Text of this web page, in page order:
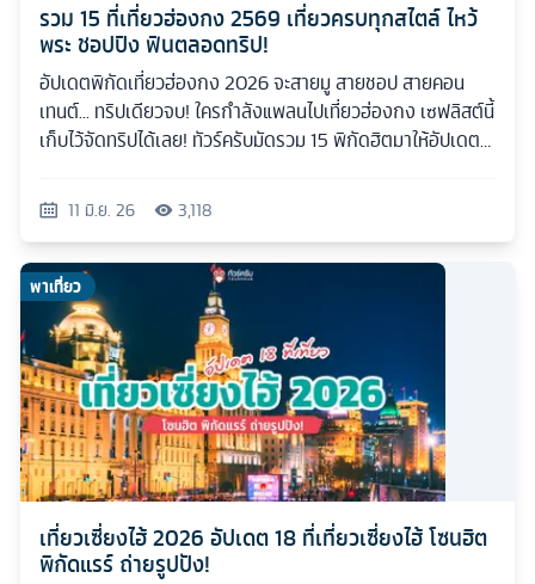
รวม 15 ที่เที่ยวฮ่องกง 2569 เที่ยวครบทุกสไตล์ ไหว้
พระ ชอปปิง ฟินตลอดทริป!
อัปเดตพิกัดเที่ยวฮ่องกง 2026 จะสายมู สายชอป สายคอน
เทนต์... ทริปเดียวจบ! ใครกำลังแพลนไปเที่ยวฮ่องกง เซฟลิสต์นี้
เก็บไว้จัดทริปได้เลย! ทัวร์ครับมัดรวม 15 พิกัดฮิตมาให้อัปเดต
11 มิ.ย. 26 3,118
พาเที่ยว
เที่ยวเซี่ยงไฮ้ 2026 อัปเดต 18 ที่เที่ยวเซี่ยงไฮ้ โซนฮิต
พิกัดแรร์ ถ่ายรูปปัง!